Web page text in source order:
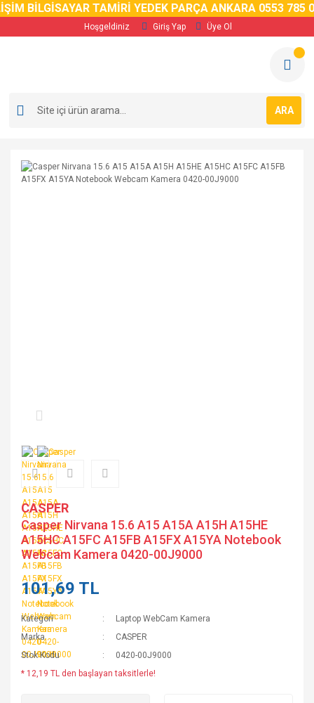
BİLGİSAYAR TAMİRİ YEDEK PARÇA ANKARA 0553 785 02
Hoşgeldiniz Giriş Yap Üye Ol
ARA
CASPER
Casper Nirvana 15.6 A15 A15A A15H A15HE
A15HC A15FC A15FB A15FX A15YA Notebook
Webcam Kamera 0420-00J9000
101,69 TL
Kategori
Laptop WebCam Kamera
Marka
CASPER
Stok Kodu
0420-00J9000
* 12,19 TL den başlayan taksitlerle!